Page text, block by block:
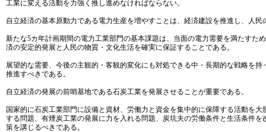
工業に変える活動を力強く推し進めなければならない。
自立経済の基本原動力である電力生産を増やすことは、経済建設を推進し、人
新たな5カ年計画期間の電力工業部門の基本課題は、当面の電力需要を満たす
済の安定的発展と人民の物質・文化生活を確実に保証することである。
展望的な需要、今後の主観的・客観的変化にも対処できる中・長期的な戦略を
推進すべきである。
自立経済の発展の前哨基地である石炭工業を発展させることが重要である。
国家的に石炭工業部門に設備と資材、労働力と資金を集中的に保障する活動を
する問題、有煙炭工業の発展に力を入れる問題、炭坑夫の労働条件と生活条件
策を講じるべきである。